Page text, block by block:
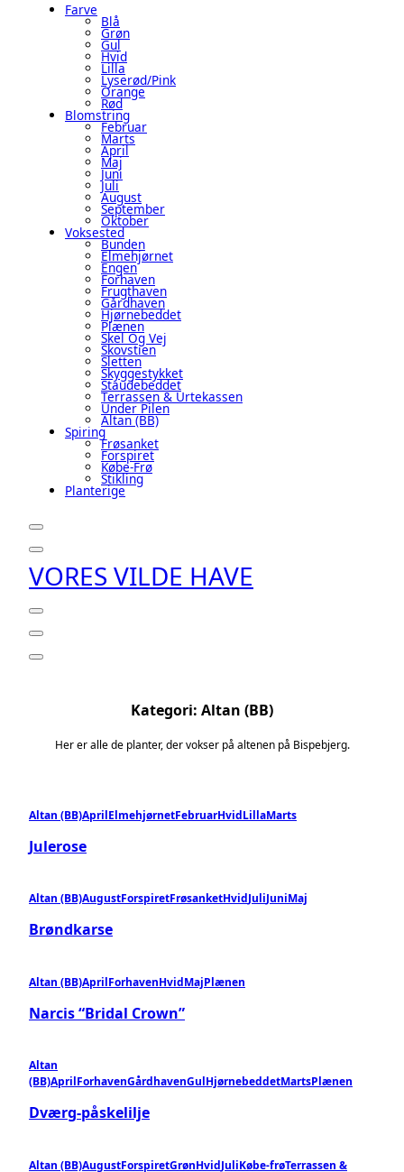
Farve
Blå
Grøn
Gul
Hvid
Lilla
Lyserød/pink
Orange
Rød
Blomstring
Februar
Marts
April
Maj
Juni
Juli
August
September
Oktober
Voksested
Bunden
Elmehjørnet
Engen
Forhaven
Frugthaven
Gårdhaven
Hjørnebeddet
Plænen
Skel Og Vej
Skovstien
Sletten
Skyggestykket
Staudebeddet
Terrassen & Urtekassen
Under Pilen
Altan (BB)
Spiring
Frøsanket
Forspiret
Købe-Frø
Stikling
Planterige
VORES VILDE HAVE
Kategori: Altan (BB)
Her er alle de planter, der vokser på altenen på Bispebjerg.
Altan (BB)AprilElmehjørnetFebruarHvidLillaMarts
Julerose
Altan (BB)AugustForspiretFrøsanketHvidJuliJuniMaj
Brøndkarse
Altan (BB)AprilForhavenHvidMajPlænen
Narcis “Bridal Crown”
Altan
(BB)AprilForhavenGårdhavenGulHjørnebeddetMartsPlænen
Dværg-påskelilje
Altan (BB)AugustForspiretGrønHvidJuliKøbe-frøTerrassen &